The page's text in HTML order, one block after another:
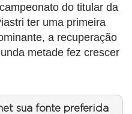
do titular da
ter uma primeira
a recuperação
metade fez crescer
sua fonte preferida